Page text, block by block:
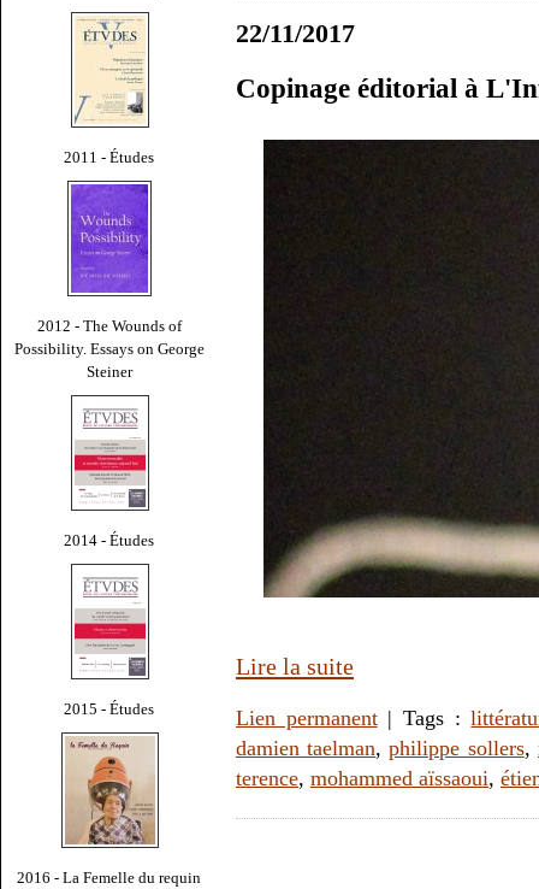
2011 - Études
2012 - The Wounds of
Possibility. Essays on George
Steiner
2014 - Études
2015 - Études
2016 - La Femelle du requin
22/11/2017
Copinage éditorial à
Lire la suite
Lien permanent| Tags :
damien taelman,philippe sollers,
terence, mohammed aïssaoui,